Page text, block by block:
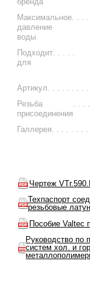
Максимальное
давление
воды
Подходит
для
Артикул
Резьба
присоединения
Галлерея
Чертеж
Техпаспорт
резьбовые
Пособие Valtec
Руководство по
систем хол. и